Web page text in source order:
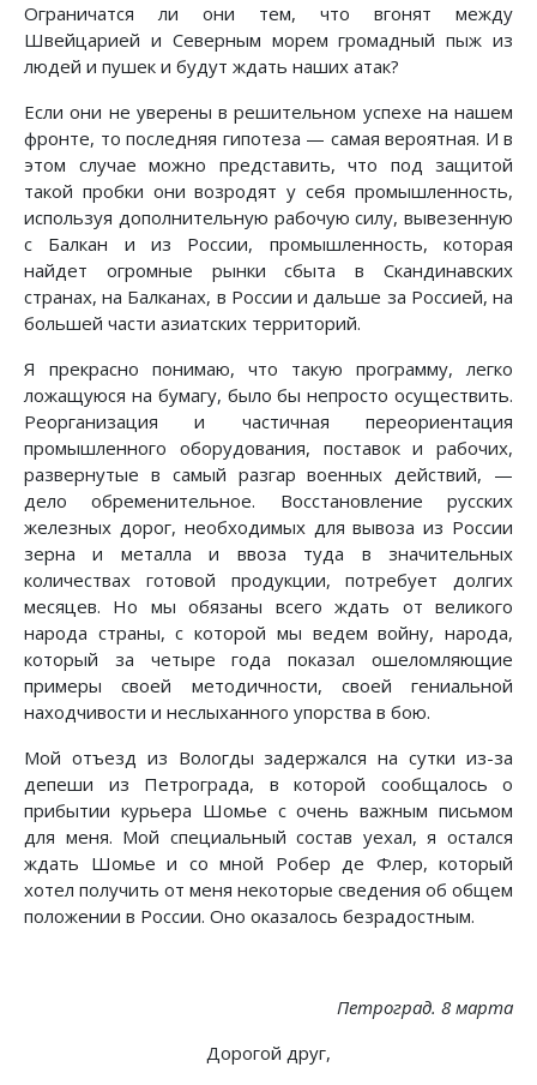
Ограничатся ли они тем, что вгонят между
Швейцарией и Северным морем громадный пыж из
людей и пушек и будут ждать наших атак?
Если они не уверены в решительном успехе на нашем
фронте, то последняя гипотеза — самая вероятная. И в
этом случае можно представить, что под защитой
такой пробки они возродят у себя промышленность,
используя дополнительную рабочую силу, вывезенную
с Балкан и из России, промышленность, которая
найдет огромные рынки сбыта в Скандинавских
странах, на Балканах, в России и дальше за Россией, на
большей части азиатских территорий.
Я прекрасно понимаю, что такую программу, легко
ложащуюся на бумагу, было бы непросто осуществить.
Реорганизация и частичная переориентация
промышленного оборудования, поставок и рабочих,
развернутые в самый разгар военных действий, —
дело обременительное. Восстановление русских
железных дорог, необходимых для вывоза из России
зерна и металла и ввоза туда в значительных
количествах готовой продукции, потребует долгих
месяцев. Но мы обязаны всего ждать от великого
народа страны, с которой мы ведем войну, народа,
который за четыре года показал ошеломляющие
примеры своей методичности, своей гениальной
находчивости и неслыханного упорства в бою.
Мой отъезд из Вологды задержался на сутки из-за
депеши из Петрограда, в которой сообщалось о
прибытии курьера Шомье с очень важным письмом
для меня. Мой специальный состав уехал, я остался
ждать Шомье и со мной Робер де Флер, который
хотел получить от меня некоторые сведения об общем
положении в России. Оно оказалось безрадостным.
Петроград. 8 марта
Дорогой друг,